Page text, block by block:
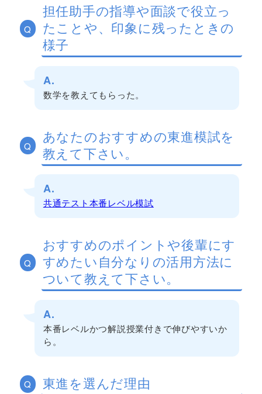
Q
担任助手の指導や面談で役立っ
たことや、印象に残ったときの
様子
A.
数学を教えてもらった。
Q
あなたのおすすめの東進模試を
教えて下さい。
A.
共通テスト本番レベル模試
Q
おすすめのポイントや後輩にす
すめたい自分なりの活用方法に
ついて教えて下さい。
A.
本番レベルかつ解説授業付きで伸びやすいか
ら。
Q 東進を選んだ理由